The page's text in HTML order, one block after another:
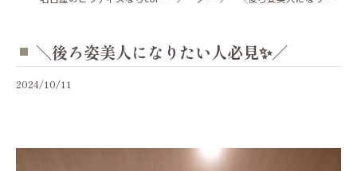
＼後ろ姿美人になりたい人必見✨／
2024/10/11